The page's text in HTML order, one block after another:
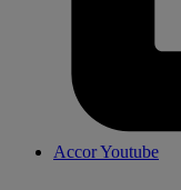
Accor Youtube